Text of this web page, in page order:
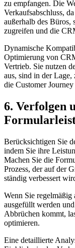
zu empfangen. Die
Verkaufsabschluss,
außerhalb des Büros,
zugreifen und die
Dynamische
Optimierung von
Vertrieb. Sie nutzen
aus, sind in der
die Customer
6. Verfolgen
Berücksichtigen Sie
indem Sie ihre
Machen Sie die
Prozess, der auf der
ständig verbessert
Wenn Sie regelmäßig
ausgefüllt werden
Abbrüchen kommt,
optimieren.
Eine detaillierte